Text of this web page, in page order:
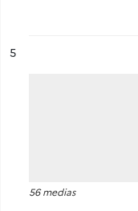
n°
5
56 medias